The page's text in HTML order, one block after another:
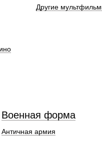
Другие
Античная армия
Военная форма